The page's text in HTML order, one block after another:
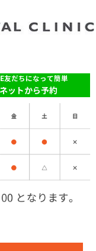
友だちになって簡単
ネットから予約